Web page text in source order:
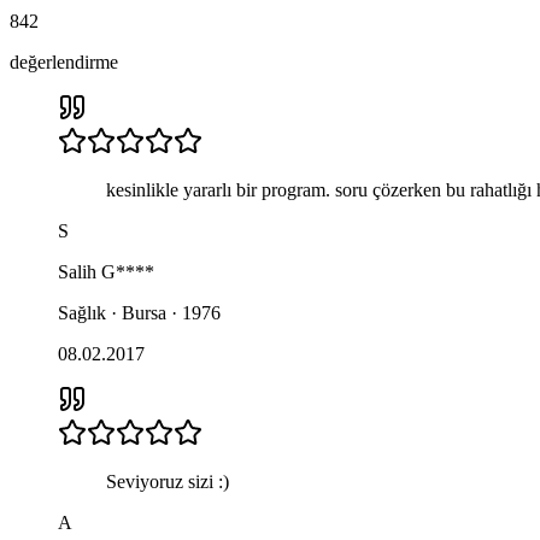
842
değerlendirme
kesinlikle yararlı bir program. soru çözerken bu rahatlığı
S
Salih G****
Sağlık · Bursa · 1976
08.02.2017
Seviyoruz sizi :)
A